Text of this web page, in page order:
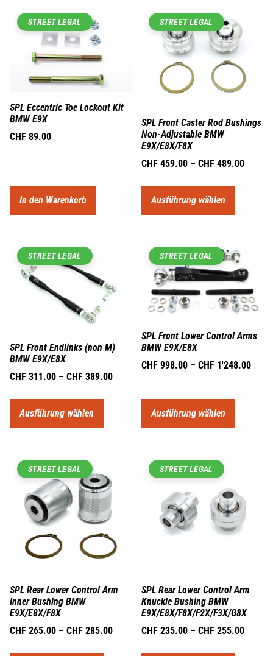
STREET LEGAL
SPL Eccentric Toe Lockout Kit
BMW E9X
CHF 89.00
In den Warenkorb
STREET LEGAL
SPL Front Caster Rod Bushings
Non-Adjustable BMW
E9X/E8X/F8X
CHF 459.00 – CHF 489.00
Ausführung wählen
STREET LEGAL
SPL Front Endlinks (non M)
BMW E9X/E8X
CHF 311.00 – CHF 389.00
Ausführung wählen
STREET LEGAL
SPL Front Lower Control Arms
BMW E9X/E8X
CHF 998.00 – CHF 1'248.00
Ausführung wählen
STREET LEGAL
SPL Rear Lower Control Arm
Inner Bushing BMW
E9X/E8X/F8X
CHF 265.00 – CHF 285.00
STREET LEGAL
SPL Rear Lower Control Arm
Knuckle Bushing BMW
E9X/E8X/F8X/F2X/F3X/G8X
CHF 235.00 – CHF 255.00